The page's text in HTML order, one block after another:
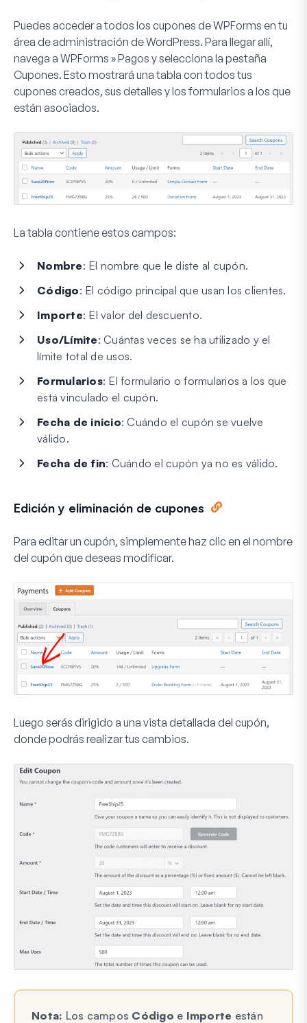
Puedes acceder a todos los cupones de WPForms en tu
área de administración de WordPress. Para llegar allí,
navega a WPForms »Pagos y selecciona la pestaña
Cupones. Esto mostrará una tabla con todos tus
cupones creados, sus detalles y los formularios a los que
están asociados.
La tabla contiene estos campos:
Nombre: El nombre que le diste al cupón.
Código: El código principal que usan los clientes.
Importe: El valor del descuento.
Uso/Límite: Cuántas veces se ha utilizado y el
límite total de usos.
Formularios: El formulario o formularios a los que
está vinculado el cupón.
Fecha de inicio: Cuándo el cupón se vuelve
válido.
Fecha de fin: Cuándo el cupón ya no es válido.
Edición y eliminación de cupones
Para editar un cupón, simplemente haz clic en el nombre
del cupón que deseas modificar.
Luego serás dirigido a una vista detallada del cupón,
donde podrás realizar tus cambios.
Nota: Los campos Código e Importe están